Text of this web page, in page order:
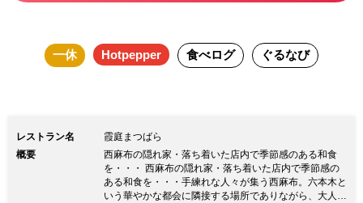
一休 Hotpepper 食べログ ぐるなび
レストラン名
霞庭まつばら
概要
西麻布の隠れ家・落ち着いた店内で季節感のある和食
を・・・ 西麻布の隠れ家・落ち着いた店内で季節感の
ある和食を・・・手練れな人々が集う西麻布。六本木と
いう華やかな都会に隣接する場所でありながら、大人の